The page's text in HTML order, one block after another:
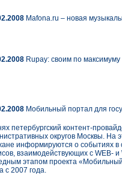
Mafona.ru – новая
Rupay: своим по максимуму
Мобильный портал для
петербургский контент-
округов Москвы. На
информируются о событиях в
взаимодействующих с WEB-
этапом проекта «Мобильный
с 2007 года.